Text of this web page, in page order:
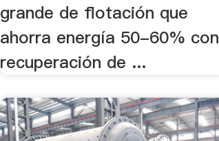
grande de flotación que
ahorra energía 50-60% con
recuperación de ...